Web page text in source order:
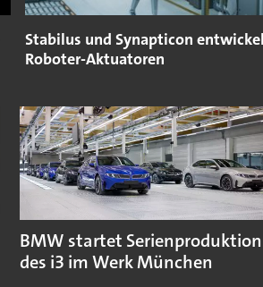
Stabilus und Synapticon
Roboter-Aktuatoren
BMW startet Serienproduktion
des i3 im Werk München